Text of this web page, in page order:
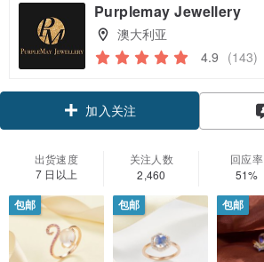
Purplemay Jewellery
澳大利亚
4.9 (143)
加入关注
出货速度
7 日以上
关注人数
2,460
回应率
51%
包邮 包邮 包邮